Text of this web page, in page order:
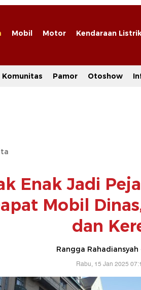
Mobil Motor Kendaraan
Komunitas Pamor Otoshow
Enak Jadi
Mobil
dan
Rangga Rahadiansyah
Rabu, 15 Jan 2025